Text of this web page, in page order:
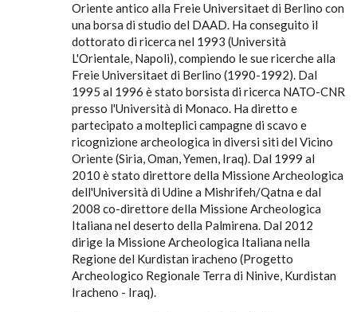
Oriente antico alla Freie Universitaet di Berlino con
una borsa di studio del DAAD. Ha conseguito il
dottorato di ricerca nel 1993 (Università
L'Orientale, Napoli), compiendo le sue ricerche alla
Freie Universitaet di Berlino (1990-1992). Dal
1995 al 1996 è stato borsista di ricerca NATO-CNR
presso l'Università di Monaco. Ha diretto e
partecipato a molteplici campagne di scavo e
ricognizione archeologica in diversi siti del Vicino
Oriente (Siria, Oman, Yemen, Iraq). Dal 1999 al
2010 è stato direttore della Missione Archeologica
dell'Università di Udine a Mishrifeh/Qatna e dal
2008 co-direttore della Missione Archeologica
Italiana nel deserto della Palmirena. Dal 2012
dirige la Missione Archeologica Italiana nella
Regione del Kurdistan iracheno (Progetto
Archeologico Regionale Terra di Ninive, Kurdistan
Iracheno - Iraq).